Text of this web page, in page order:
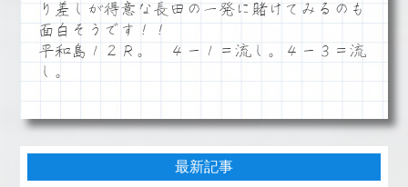
り差しが得意な長田の一発に賭けてみるのも
面白そうです！！
平和島１２Ｒ。 ４ー１＝流し。４ー３＝流
し。
最新記事